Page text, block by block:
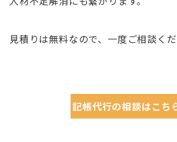
見積りは無料なので、一度ご相談くだ
記帳代行の相談はこち